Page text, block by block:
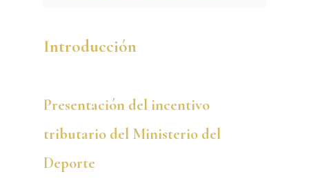
Introducción
Presentación del incentivo
tributario del Ministerio del
Deporte